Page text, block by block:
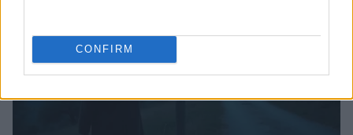
CONFIRM